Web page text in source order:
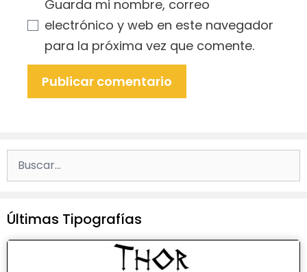
Guarda mi nombre, correo
electrónico y web en este navegador
para la próxima vez que comente.
Buscar:
Últimas Tipografías